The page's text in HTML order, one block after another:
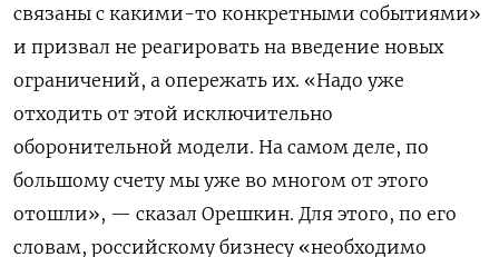
связаны с какими-то конкретными событиями»
и призвал не реагировать на введение новых
ограничений, а опережать их. «Надо уже
отходить от этой исключительно
оборонительной модели. На самом деле, по
большому счету мы уже во многом от этого
отошли», — сказал Орешкин. Для этого, по его
словам, российскому бизнесу «необходимо